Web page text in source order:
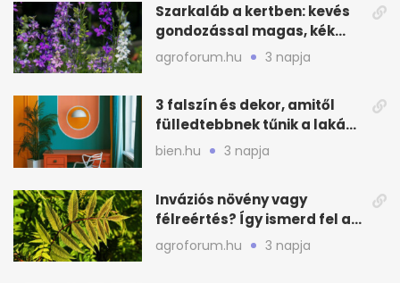
Szarkaláb a kertben: kevés
gondozással magas, kék
virágfalat ad
agroforum.hu 3 napja
3 falszín és dekor, amitől
fülledtebbnek tűnik a lakás
nyáron
bien.hu 3 napja
Inváziós növény vagy
félreértés? Így ismerd fel a
valódi kockázatot
agroforum.hu 3 napja